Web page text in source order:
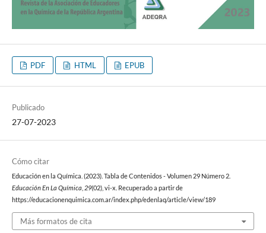
PDF HTML EPUB
Publicado
27-07-2023
Cómo citar
Educación en la Química. (2023). Tabla de Contenidos - Volumen 29 Número 2.
Educación En La Química 29(02), vi-x. Recuperado a partir de
https://educacionenquimica.com.ar/index.php/edenlaq/article/view/189
Más formatos de cita